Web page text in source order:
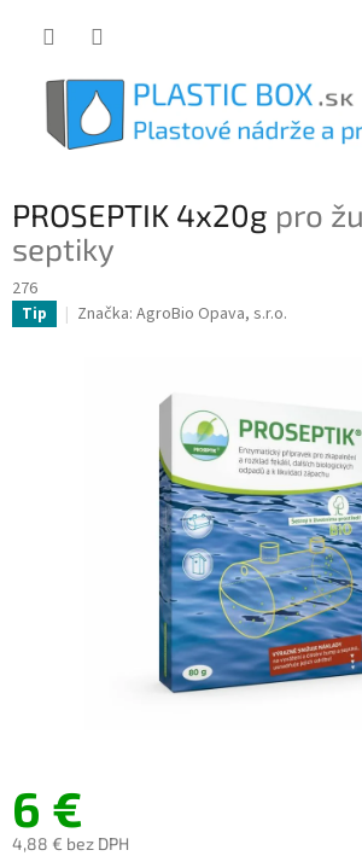
PROSEPTIK 4x20g pro
septiky
276
Tip Značka: AgroBio Opava, s.r.o.
6 €
4,88 € bez DPH